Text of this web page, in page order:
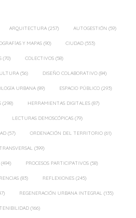
ARQUITECTURA (257) AUTOGESTIÓN (59)
Y MAPAS (90) CIUDAD (553)
(70) COLECTIVOS (58)
(56) DISEÑO COLABORATIVO (84)
URBANA (89) ESPACIO PÚBLICO (293)
(298) HERRAMIENTAS DIGITALES (87)
LECTURAS DEMOSCÓPICAS (79)
(57) ORDENACIÓN DEL TERRITORIO (61)
(399)
(494) PROCESOS PARTICIPATIVOS (58)
(83) REFLEXIONES (245)
REGENERACIÓN URBANA INTEGRAL (135)
(166)